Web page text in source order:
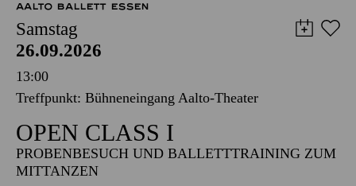
AALTO BALLETT ESSEN
Samstag
26.09.2026
13:00
Treffpunkt: Bühneneingang Aalto-Theater
OPEN CLASS I
PROBENBESUCH UND BALLETTTRAINING ZUM
MITTANZEN